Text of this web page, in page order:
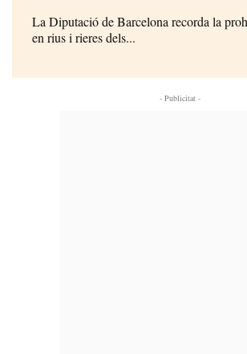
La Diputació de Barcelona recorda la
en rius i rieres dels...
- Publicitat -